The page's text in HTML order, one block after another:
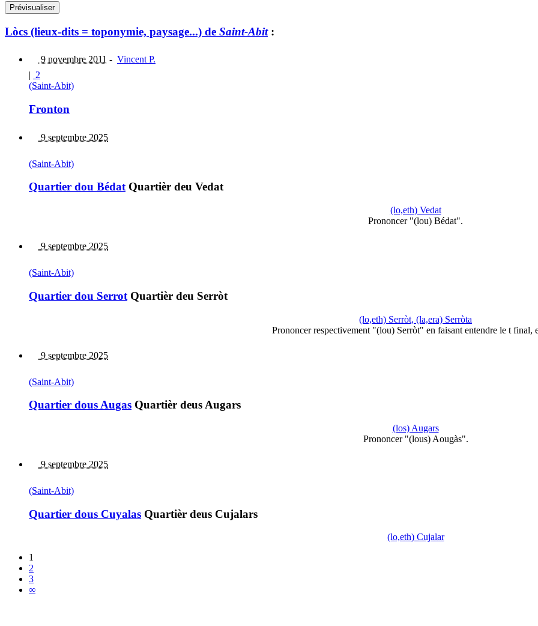
Lòcs (lieux-dits = toponymie, paysage...) de Saint-Abit:
9 novembre 2011 - Vincent P.
| 2
(Saint-Abit)
Fronton
9 septembre 2025
(Saint-Abit)
Quartier dou BédatQuartièr deu Vedat
(lo,eth) Vedat
Prononcer "(lou) Bédat".
9 septembre 2025
(Saint-Abit)
Quartier dou Serrot Quartièr deu Serròt
(lo,eth) Serròt, (la,era) Serròta
Prononcer respectivement "(lou) Serròt" en faisant entendre le t
9 septembre 2025
(Saint-Abit)
Quartier dous Augas Quartièr deus Augars
(los) Augars
Prononcer "(lous) Aougàs".
9 septembre 2025
(Saint-Abit)
Quartier dous Cuyalas Quartièr deus Cujalars
(lo,eth) Cujalar
1
2
3
∞